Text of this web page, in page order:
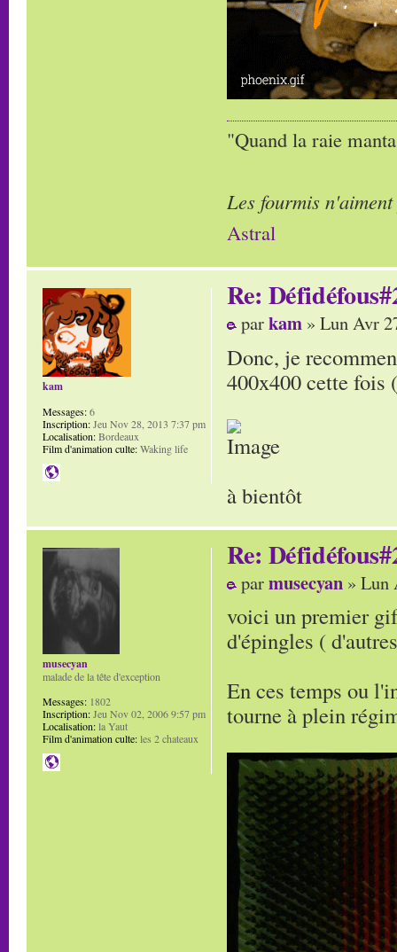
"Quand la raie
Les fourmis
Astral
Re:
parkam » Lun Avr
Donc, je
400x400 cette fois
à bientôt
kam
Messages:6
Inscription:Jeu Nov 28, 2013 7:37 pm
Localisation:Bordeaux
Film d'animation culte:Waking life
Re:
parmusecyan » Lun
voici un premier
d'épingles (
En ces temps ou
tourne à plein
musecyan
malade de la tête d'exception
Messages: 1802
Inscription:Jeu Nov 02, 2006 9:57 pm
Localisation:la Yaut
Film d'animation culte:les 2 chateaux